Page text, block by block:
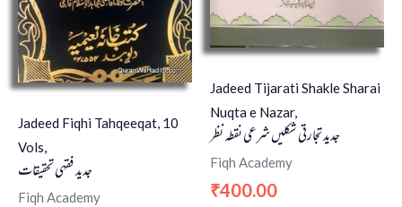
Jadeed Fiqhi Tahqeeqat, 10
Vols,
جدید فقہی تحقیقات
Fiqh Academy
Jadeed Tijarati Shakle Sharai
Nuqta e Nazar,
جدید تجارتی شکلیں شرعی نقطہ نظر
Fiqh Academy
₹400.00